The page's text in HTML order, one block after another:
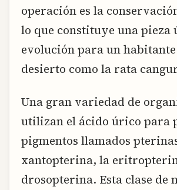
operación es la
lo que constituye una pieza
evolución para un
desierto como la rata
Una gran variedad de
utilizan el ácido úrico para
pigmentos llamados
xantopterina, la
drosopterina. Esta clase de